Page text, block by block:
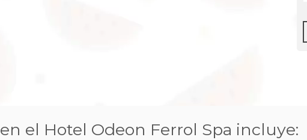
en el Hotel Odeon Ferrol Spa incluye: